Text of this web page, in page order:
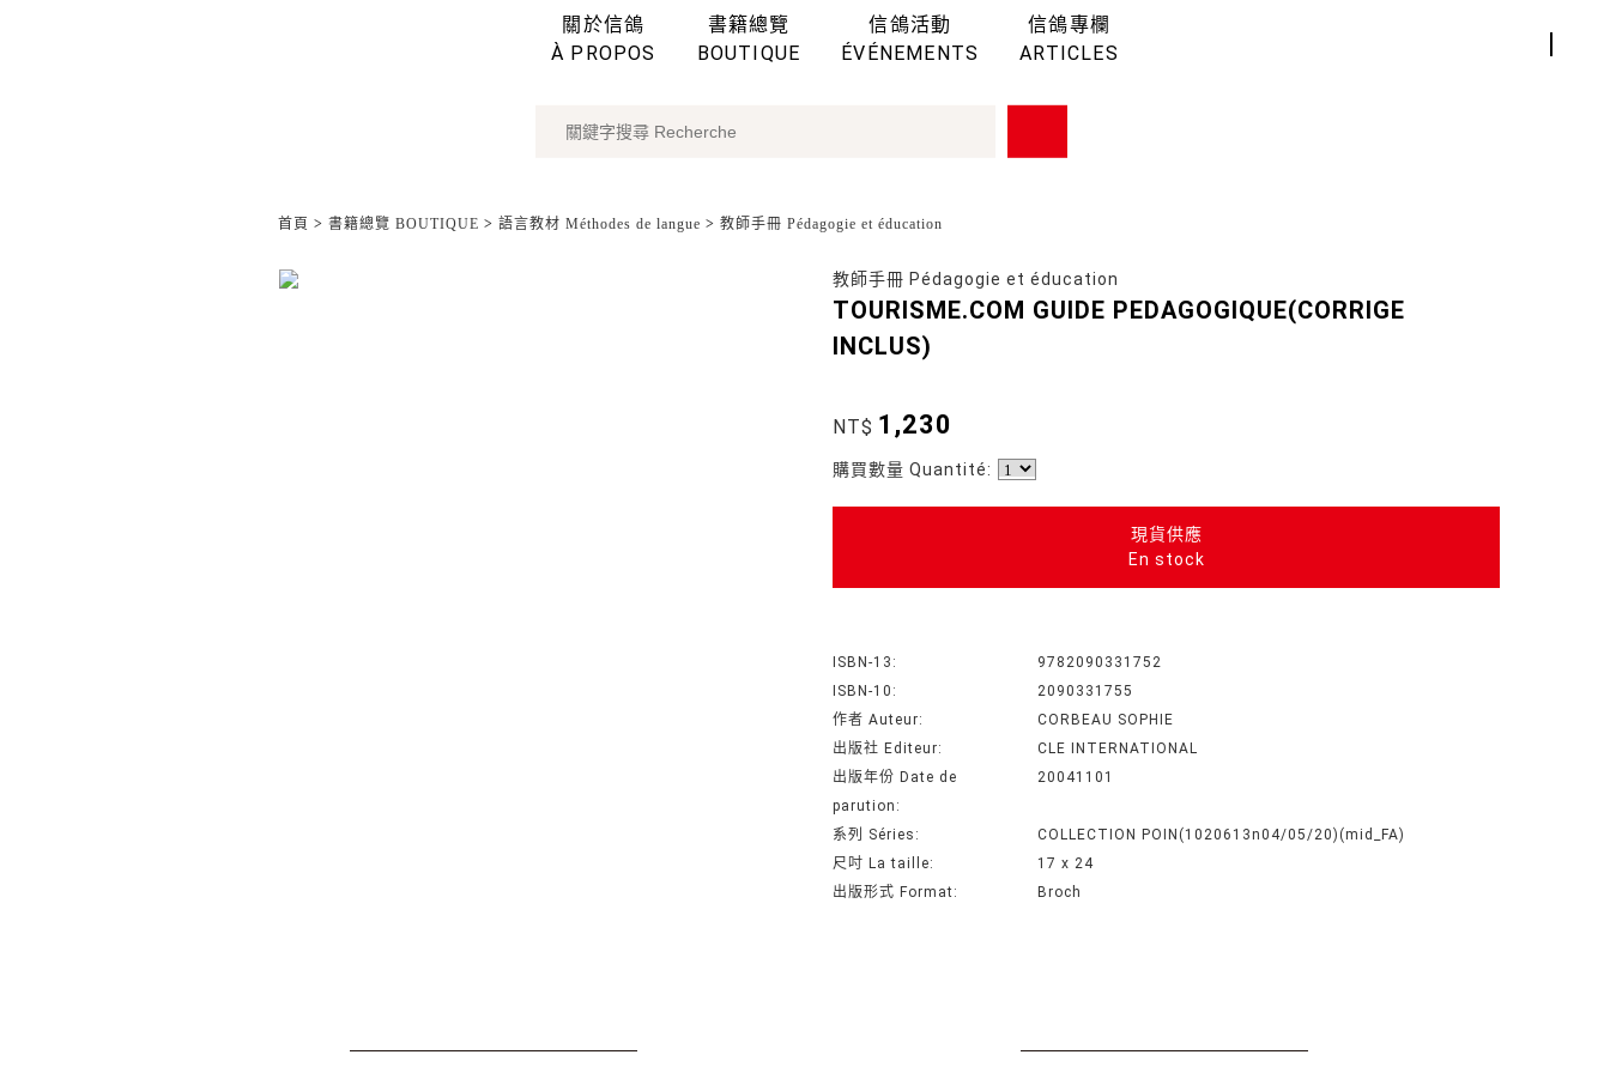
關於信鴿
À PROPOS
書籍總覽
BOUTIQUE
信鴿活動
ÉVÉNEMENTS
信鴿專欄
ARTICLES
首頁 > 書籍總覽 BOUTIQUE > 語言教材 Méthodes de langue > 教師手冊 Pédagogie et éducation
教師手冊 Pédagogie et éducation
TOURISME.COM GUIDE PEDAGOGIQUE(CORRIGE
INCLUS)
NT$ 1,230
購買數量 Quantité:
現貨供應
En stock
ISBN-13:
9782090331752
ISBN-10:
2090331755
作者 Auteur:
CORBEAU SOPHIE
出版社 Editeur:
CLE INTERNATIONAL
出版年份 Date de
parution:
20041101
系列 Séries:
COLLECTION POIN(1020613n04/05/20)(mid_FA)
尺吋 La taille:
17 x 24
出版形式 Format:
Broch